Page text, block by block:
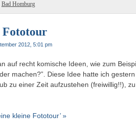
Bad Homburg
Fototour
2012, 5:01 pm
auf recht komische Ideen, wie zum
machen?”. Diese Idee hatte ich
zu einer Zeit aufzustehen (freiwillig!!),
kleine Fototour’ »